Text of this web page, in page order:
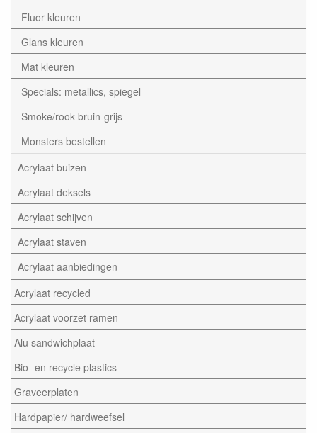
Fluor kleuren
Glans kleuren
Mat kleuren
Specials: metallics, spiegel
Smoke/rook bruin-grijs
Monsters bestellen
Acrylaat buizen
Acrylaat deksels
Acrylaat schijven
Acrylaat staven
Acrylaat aanbiedingen
Acrylaat recycled
Acrylaat voorzet ramen
Alu sandwichplaat
Bio- en recycle plastics
Graveerplaten
Hardpapier/ hardweefsel